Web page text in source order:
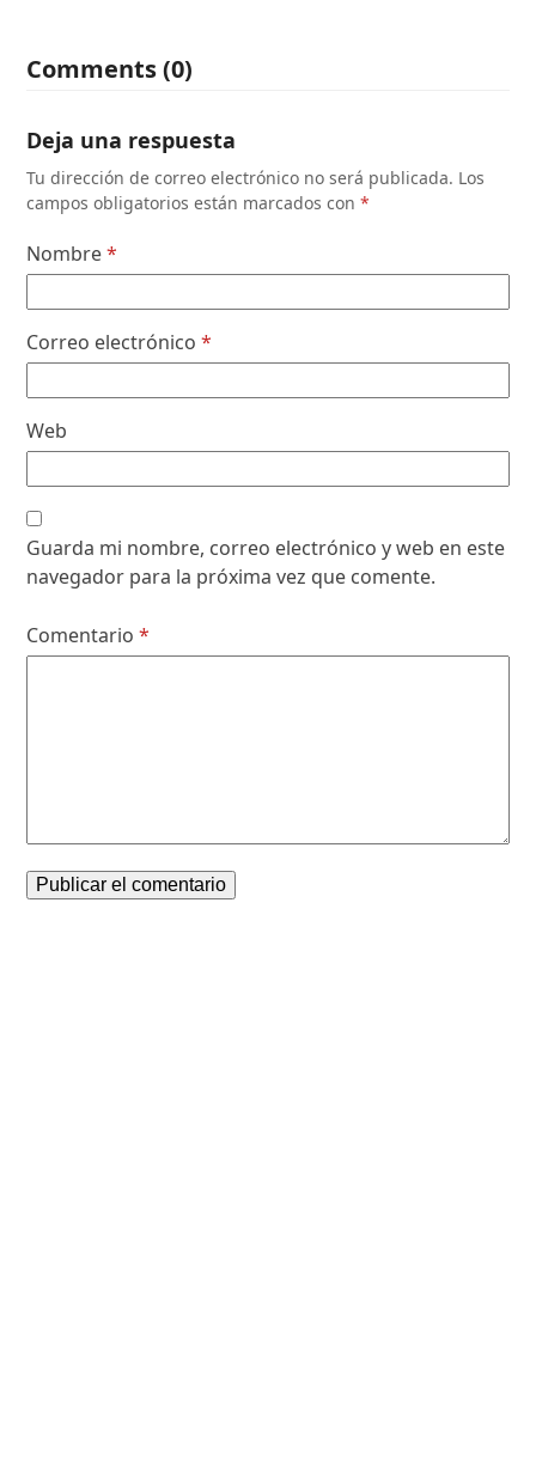
Comments (0)
Deja una respuesta
Tu dirección de correo electrónico no será publicada. Los
campos obligatorios están marcados con*
Nombre*
Correo electrónico*
Web
Guarda mi nombre, correo electrónico y web en este
navegador para la próxima vez que comente.
Comentario*